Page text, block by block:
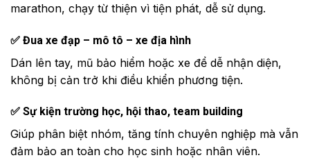
marathon, chạy từ thiện vì tiện phát, dễ sử dụng.
✅ Đua xe đạp – mô tô – xe địa hình
Dán lên tay, mũ bảo hiểm hoặc xe để dễ nhận diện,
không bị cản trở khi điều khiển phương tiện.
✅ Sự kiện trường học, hội thao, team building
Giúp phân biệt nhóm, tăng tính chuyên nghiệp mà vẫn
đảm bảo an toàn cho học sinh hoặc nhân viên.